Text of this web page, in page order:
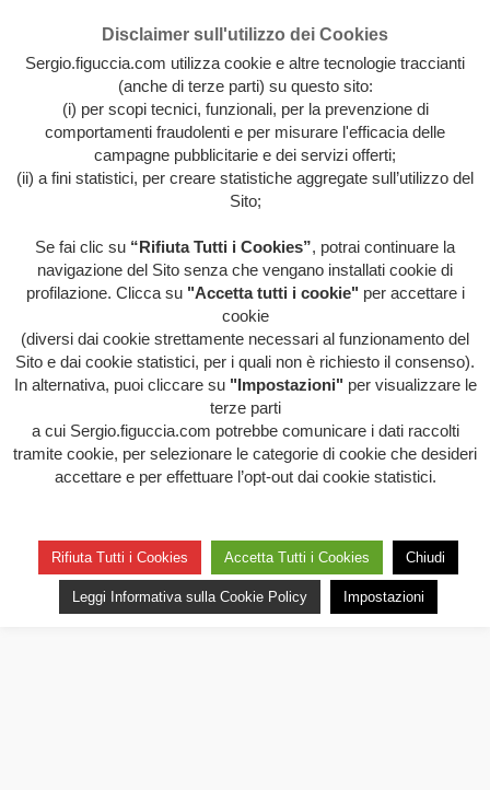
Archivio intera attività artistica di Sergio Figuccia & Opinionismo
personale
HOME/ITALIA ITALIA ITALIA/IL BUCO NERO
Il buco nero
— 23 Aprile 2011 0 26
il mondo a caccia di buchi neri….ma alla fine del
video c’è una sorpresa.
Disclaimer sull'utilizzo dei Cookies
Sergio.figuccia.com utilizza cookie e altre tecnologie traccianti
(anche di terze parti) su questo sito:
(i) per scopi tecnici, funzionali, per la prevenzione di
comportamenti fraudolenti e per misurare l'efficacia delle
campagne pubblicitarie e dei servizi offerti;
(ii) a fini statistici, per creare statistiche aggregate sull’utilizzo del
Sito;
Se fai clic su “Rifiuta Tutti i Cookies”, potrai continuare la
navigazione del Sito senza che vengano installati cookie di
profilazione. Clicca su "Accetta tutti i cookie" per accettare i
cookie
(diversi dai cookie strettamente necessari al funzionamento del
Sito e dai cookie statistici, per i quali non è richiesto il consenso).
In alternativa, puoi cliccare su "Impostazioni" per visualizzare le
terze parti
a cui Sergio.figuccia.com potrebbe comunicare i dati raccolti
tramite cookie, per selezionare le categorie di cookie che desideri
accettare e per effettuare l’opt-out dai cookie statistici.
Rifiuta Tutti i Cookies Accetta Tutti i Cookies Chiudi
Leggi Informativa sulla Cookie Policy Impostazioni